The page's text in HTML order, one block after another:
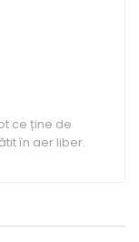
ce ține de
în aer liber.